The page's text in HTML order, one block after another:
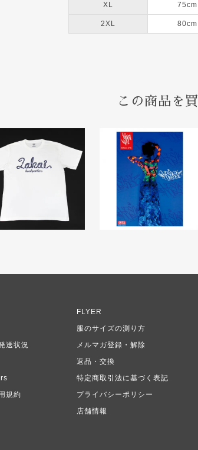
XL 75cm
2XL 80cm
この商品を
FLYER
服のサイズの測り方
送状況
メルマガ登録・解除
返品・交換
特定商取引法に基づく表記
規約
プライバシーポリシー
店舗情報